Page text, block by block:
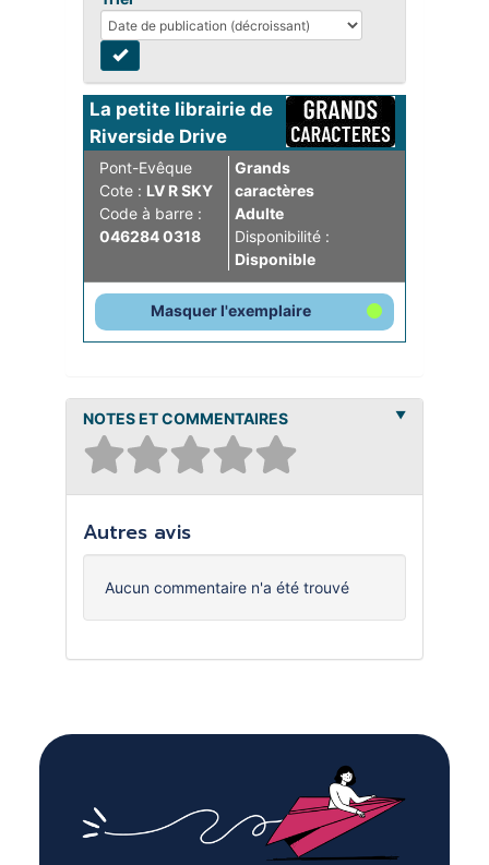
La petite librairie de
Riverside Drive
Pont-Evêque
Cote : LV R SKY
Code à barre :
046284 0318
Grands
caractères
Adulte
Disponibilité :
Disponible
Masquer l'exemplaire
NOTES ET COMMENTAIRES
Autres avis
Aucun commentaire n'a été trouvé